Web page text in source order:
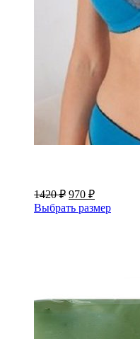
1420₽ 970 ₽
Выбрать размер